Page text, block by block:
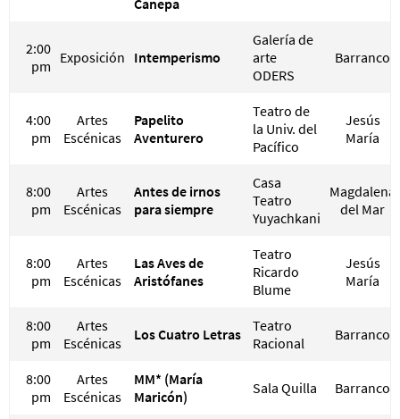
2:00
pm Exposición Intemperismo
Galería de
arte
ODERS
Barranco
4:00
pm
Artes
Escénicas
Papelito
Aventurero
Teatro de
la Univ. del
Pacífico
Jesús
María
8:00
pm
Artes
Escénicas
Antes de irnos
para siempre
Casa
Teatro
Yuyachkani
Magdalena
del Mar
8:00
pm
Artes
Escénicas
Las Aves de
Aristófanes
Teatro
Ricardo
Blume
Jesús
María
8:00
pm
Artes
Escénicas
Los Cuatro Letras
Teatro
Racional
Barranco
8:00
pm
Artes
Escénicas
MM* (María
Maricón)
Sala Quilla Barranco